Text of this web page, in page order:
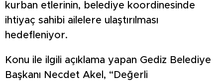
kurban etlerinin, belediye koordinesinde
ihtiyaç sahibi ailelere ulaştırılması
hedefleniyor.
Konu ile ilgili açıklama yapan Gediz Belediye
Başkanı Necdet Akel, “Değerli